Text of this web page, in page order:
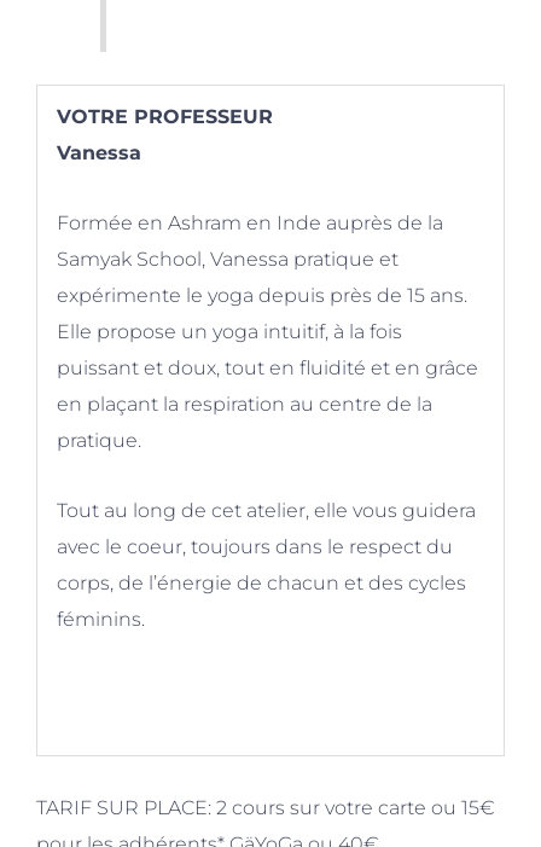
VOTRE PROFESSEUR
Vanessa
Formée en Ashram en Inde auprès de la
Samyak School, Vanessa pratique et
expérimente le yoga depuis près de 15 ans.
Elle propose un yoga intuitif, à la fois
puissant et doux, tout en fluidité et en grâce
en plaçant la respiration au centre de la
pratique.
Tout au long de cet atelier, elle vous guidera
avec le coeur, toujours dans le respect du
corps, de l’énergie de chacun et des cycles
féminins.
TARIF SUR PLACE: 2 cours sur votre carte ou 15€